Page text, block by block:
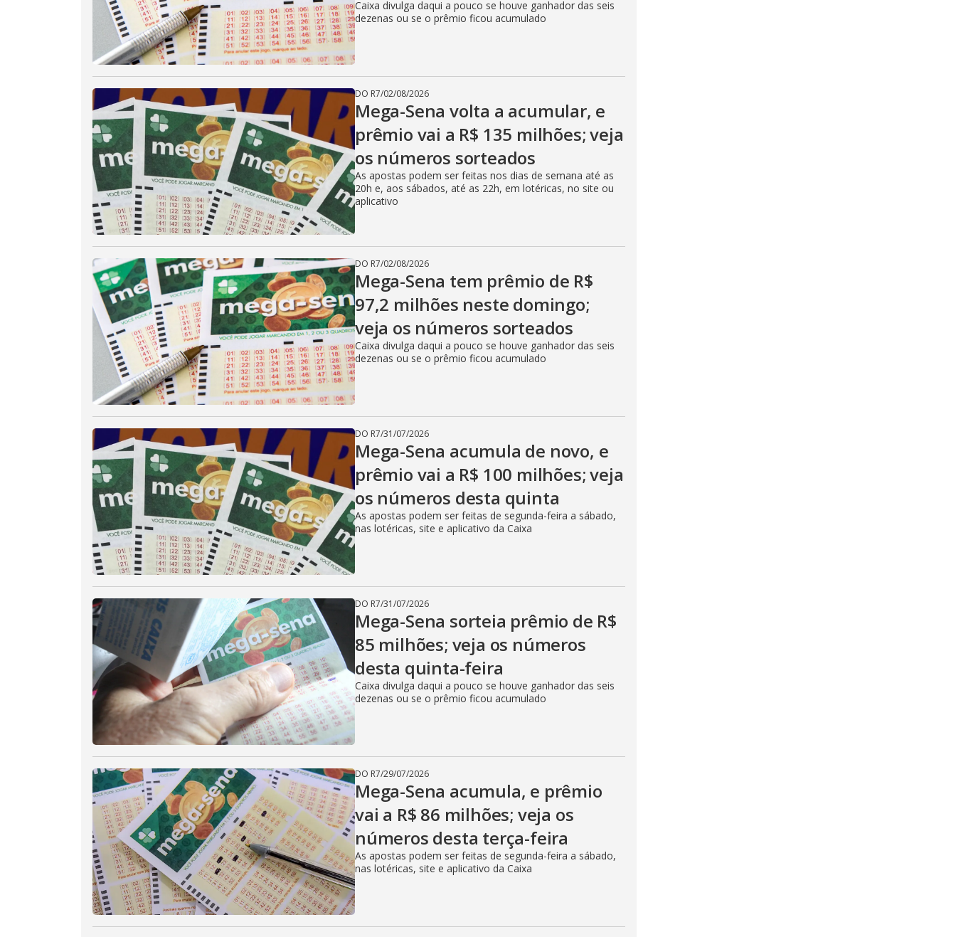
Caixa divulga daqui a pouco se houve ganhador das seis
dezenas ou se o prêmio ficou acumulado
DO R7/02/08/2026
Mega-Sena volta a acumular, e
prêmio vai a R$ 135 milhões; veja
os números sorteados
As apostas podem ser feitas nos dias de semana até as
20h e, aos sábados, até as 22h, em lotéricas, no site ou
aplicativo
DO R7/02/08/2026
Mega-Sena tem prêmio de R$
97,2 milhões neste domingo;
veja os números sorteados
Caixa divulga daqui a pouco se houve ganhador das seis
dezenas ou se o prêmio ficou acumulado
DO R7/31/07/2026
Mega-Sena acumula de novo, e
prêmio vai a R$ 100 milhões; veja
os números desta quinta
As apostas podem ser feitas de segunda-feira a sábado,
nas lotéricas, site e aplicativo da Caixa
DO R7/31/07/2026
Mega-Sena sorteia prêmio de R$
85 milhões; veja os números
desta quinta-feira
Caixa divulga daqui a pouco se houve ganhador das seis
dezenas ou se o prêmio ficou acumulado
DO R7/29/07/2026
Mega-Sena acumula, e prêmio
vai a R$ 86 milhões; veja os
números desta terça-feira
As apostas podem ser feitas de segunda-feira a sábado,
nas lotéricas, site e aplicativo da Caixa